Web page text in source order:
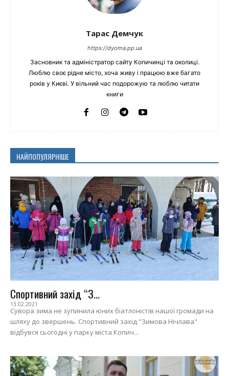
Тарас Демчук
https://dyoma.pp.ua
Засновник та адміністратор сайту Копичинці та околиці.
Люблю своє рідне місто, хоча живу і працюю вже багато
років у Києві. У вільний час подорожую та люблю читати
книги
НАЙПОПУЛЯРНІШЕ
Спортивний захід “З...
13.02.2021
Сувора зима не зупинила юних біатлоністів нашої громади на
шляху до звершень. Спортивний захід "Зимова Нічлава"
відбувся сьогодні у парку міста Копич...